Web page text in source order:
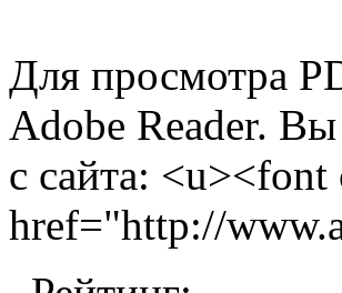
Для просмотра
Adobe Reader. Вы
с сайта:
href="http://